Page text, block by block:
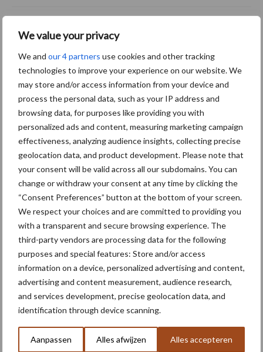
We value your privacy
We and our 4 partners use cookies and other tracking
technologies to improve your experience on our website. We
may store and/or access information from your device and
process the personal data, such as your IP address and
browsing data, for purposes like providing you with
personalized ads and content, measuring marketing campaign
effectiveness, analyzing audience insights, collecting precise
geolocation data, and product development. Please note that
your consent will be valid across all our subdomains. You can
change or withdraw your consent at any time by clicking the
“Consent Preferences” button at the bottom of your screen.
We respect your choices and are committed to providing you
with a transparent and secure browsing experience. The
third-party vendors are processing data for the following
purposes and special features: Store and/or access
information on a device, personalized advertising and content,
advertising and content measurement, audience research,
and services development, precise geolocation data, and
identification through device scanning.
Aanpassen Alles afwijzen Alles accepteren
Primaire
Sidebar
Recent nieuws Partner nieuws
"Hoge verwachtingen van schijven
Meer lezen over:
Maak uw keuze
Machines Duurzaamheid
Toon meer